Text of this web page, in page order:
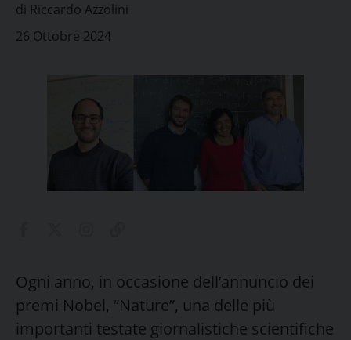
di Riccardo Azzolini
26 Ottobre 2024
Ogni anno, in occasione dell’annuncio dei
premi Nobel, “Nature”, una delle più
importanti testate giornalistiche scientifiche